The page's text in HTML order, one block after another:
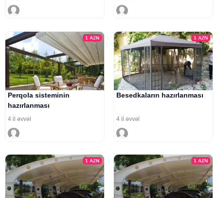
1AZN
Perqola sisteminin
hazırlanması
4 il əvvəl
1 AZN
Besedkaların hazırlanması
4 il əvvəl
1AZN 1 AZN